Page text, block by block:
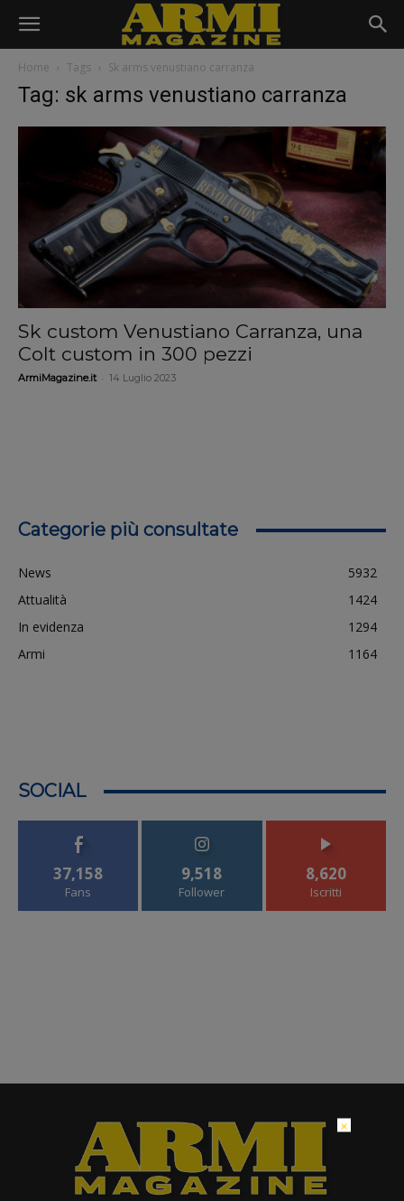
Home Tags Sk arms venustiano carranza
Tag: sk arms venustiano carranza
Sk custom Venustiano Carranza, una
Colt custom in 300 pezzi
ArmiMagazine.it 14 Luglio 2023
Categorie più consultate
News
5932
Attualità
1424
In evidenza
1294
Armi
1164
SOCIAL
37,158
Fans
9,518
Follower
8,620
Iscritti
×